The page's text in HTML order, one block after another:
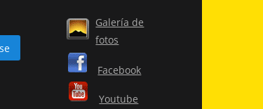
Galería de
fotos
Facebook
Youtube